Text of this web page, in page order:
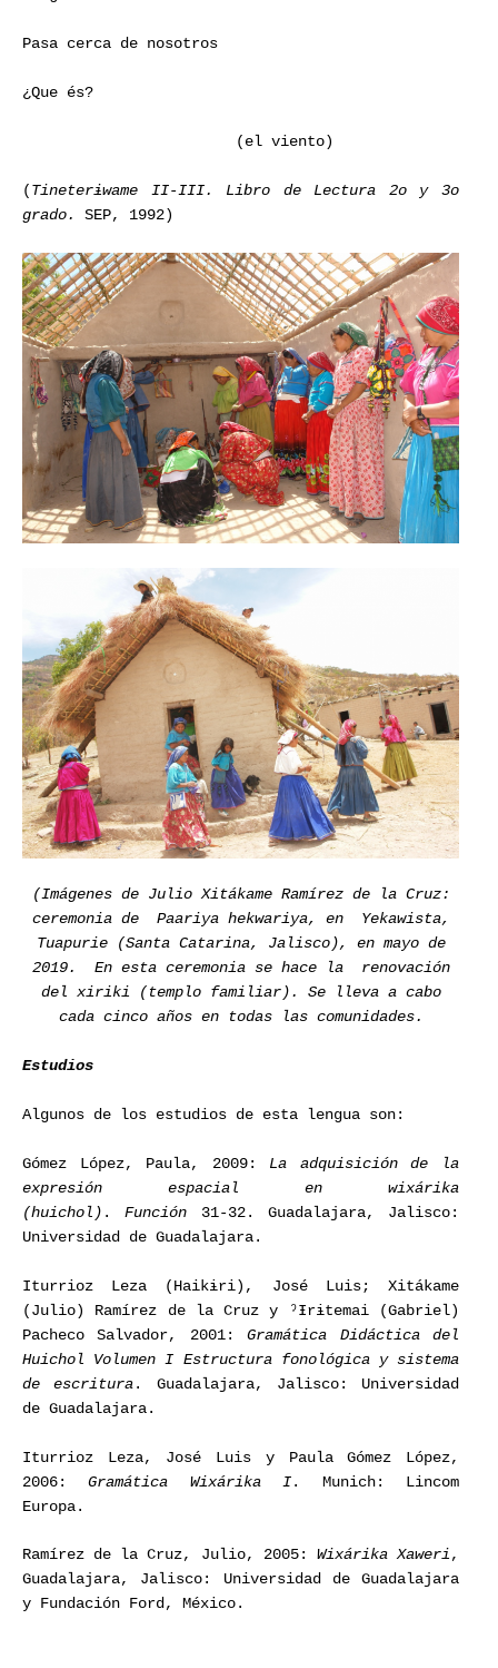
Pasa cerca de nosotros
¿Que és?
(el viento)
( Tineterɨwame II-III. Libro de Lectura 2o y 3o
grado.
SEP, 1992)
(Imágenes de Julio Xitákame Ramírez de la Cruz:
ceremonia de Paariya hekwariya, en Yekawista,
Tuapurie (Santa Catarina, Jalisco), en mayo de
2019. En esta ceremonia se hace la renovación
del xiriki (templo familiar). Se lleva a cabo
cada cinco años en todas las comunidades.
Estudios
Algunos de los estudios de esta lengua son:
Gómez López, Paula, 2009: La adquisición de la
expresión espacial en wixárika
(huichol) .Función 31-32. Guadalajara, Jalisco:
Universidad de Guadalajara.
Iturrioz Leza (Haikɨri), José Luis; Xitákame
(Julio) Ramírez de la Cruz y ˀƗrɨtemai (Gabriel)
Pacheco Salvador, 2001:Gramática Didáctica del
Huichol Volumen I Estructura fonológica y sistema
de escritura . Guadalajara, Jalisco: Universidad
de Guadalajara.
Iturrioz Leza, José Luis y Paula Gómez López,
2006:Gramática Wixárika I . Munich: Lincom
Europa.
Ramírez de la Cruz, Julio, 2005: Wixárika Xaweri ,
Guadalajara, Jalisco: Universidad de Guadalajara
y Fundación Ford, México.